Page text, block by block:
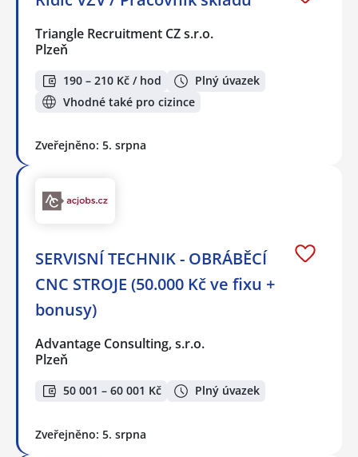
Triangle Recruitment CZ s.r.o.
Plzeň
190 – 210 Kč / hod
Plný úvazek
Vhodné také pro cizince
Zveřejněno: 5. srpna
SERVISNÍ TECHNIK - OBRÁBĚCÍ
CNC STROJE (50.000 Kč ve fixu +
bonusy)
Advantage Consulting, s.r.o.
Plzeň
50 001 – 60 001 Kč Plný úvazek
Zveřejněno: 5. srpna